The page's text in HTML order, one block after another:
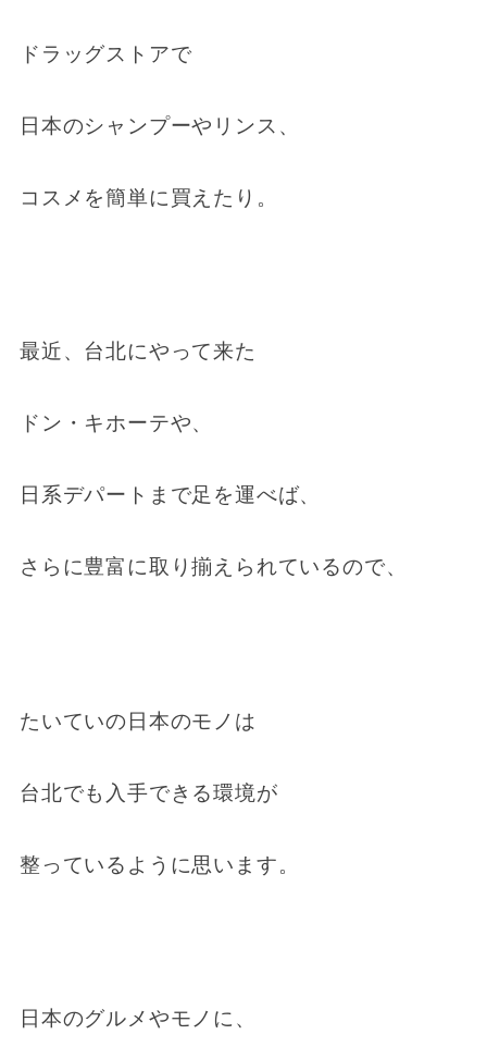
ドラッグストアで
日本のシャンプーやリンス、
コスメを簡単に買えたり。
最近、台北にやって来た
ドン・キホーテや、
日系デパートまで足を運べば、
さらに豊富に取り揃えられているので、
たいていの日本のモノは
台北でも入手できる環境が
整っているように思います。
日本のグルメやモノに、